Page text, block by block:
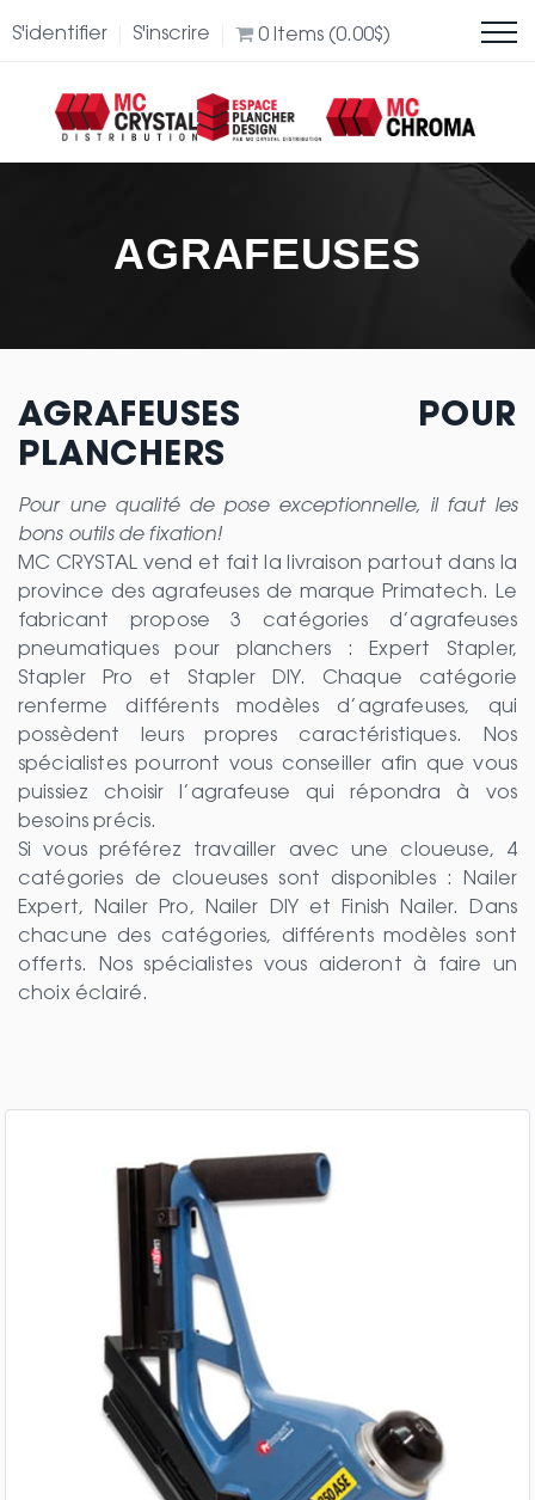
S'identifier S'inscrire 0 Items (0.00$)
AGRAFEUSES
AGRAFEUSES POUR
PLANCHERS
Pour une qualité de pose exceptionnelle, il faut les
bons outils de fixation!
MC CRYSTAL vend et fait la livraison partout dans la
province des agrafeuses de marque Primatech. Le
fabricant propose 3 catégories d’agrafeuses
pneumatiques pour planchers : Expert Stapler,
Stapler Pro et Stapler DIY. Chaque catégorie
renferme différents modèles d’agrafeuses, qui
possèdent leurs propres caractéristiques. Nos
spécialistes pourront vous conseiller afin que vous
puissiez choisir l’agrafeuse qui répondra à vos
besoins précis.
Si vous préférez travailler avec une cloueuse, 4
catégories de cloueuses sont disponibles : Nailer
Expert, Nailer Pro, Nailer DIY et Finish Nailer. Dans
chacune des catégories, différents modèles sont
offerts. Nos spécialistes vous aideront à faire un
choix éclairé.